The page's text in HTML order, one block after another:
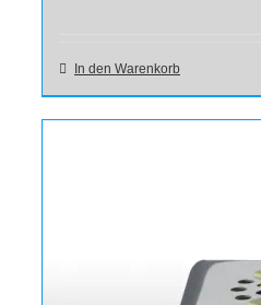
In den Warenkorb